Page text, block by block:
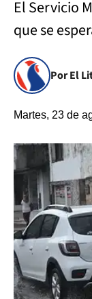
El Servicio
que se
Por El
Martes, 23 de